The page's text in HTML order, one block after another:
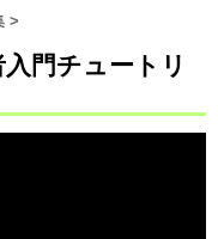
>
門チュートリ